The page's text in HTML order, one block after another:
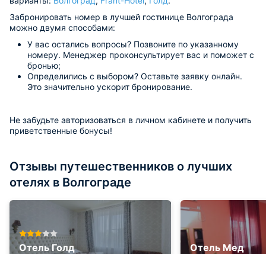
Забронировать номер в лучшей гостинице Волгограда
можно двумя способами:
У вас остались вопросы? Позвоните по указанному
номеру. Менеджер проконсультирует вас и поможет с
бронью;
Определились с выбором? Оставьте заявку онлайн.
Это значительно ускорит бронирование.
Не забудьте авторизоваться в личном кабинете и получить
приветственные бонусы!
Отзывы путешественников о лучших
отелях в Волгограде
Отель Голд Отель Мед